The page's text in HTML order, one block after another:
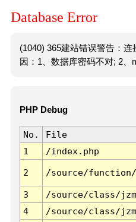
Database Error
(1040) 365建站错误警告：
因：1、数据库密码不对; 2、
PHP Debug
No. File
1
/index.php
2 /source/
3 /source/class/
4
/source/class/